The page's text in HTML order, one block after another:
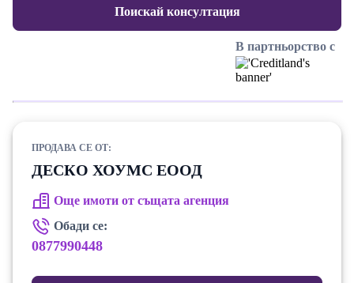
dscohomes@gmail.com 📞 Телефон:0877990448
Поискай консултация
В партньорство с
ПРОДАВА СЕ ОТ:
ДЕСКО ХОУМС ЕООД
Още имоти от същата агенция
Обади се:
0877990448